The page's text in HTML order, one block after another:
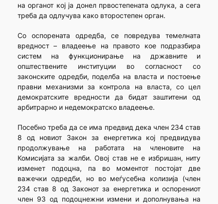
на органот кој ја донел првостепената одлука, а сега
треба да одлучува како второстепен орган.
Со оспорената одредба, се повредува темелната
вредност – владеење на правото кое подразбира
систем на функционирање на државните и
општествените институции во согласност со
законските одредби, поделба на власта и постоење
правни механизми за контрола на власта, со цел
демократските вредности да бидат заштитени од
арбитрарно и недемократско владеење.
Посебно треба да се има предвид дека член 234 став
8 од новиот Закон за енергетика кој предвидува
продолжување на работата на членовите на
Комисијата за жалби. Овој став не е избришан, ниту
изменет подоцна, па во моментот постојат две
важечки одредби, но во меѓусебна колизија (член
234 став 8 од Законот за енергетика и оспорениот
член 93 од подоцнежни измени и дополнувања на